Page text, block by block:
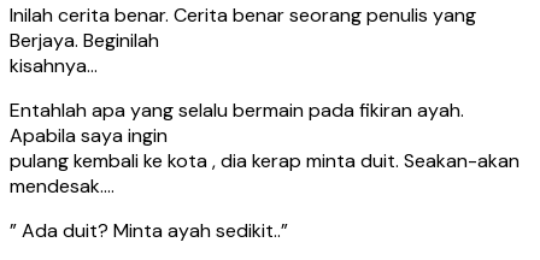
Inilah cerita benar. Cerita benar seorang penulis yang
Berjaya. Beginilah
kisahnya…
Entahlah apa yang selalu bermain pada fikiran ayah.
Apabila saya ingin
pulang kembali ke kota , dia kerap minta duit. Seakan-akan
mendesak….
” Ada duit? Minta ayah sedikit..”